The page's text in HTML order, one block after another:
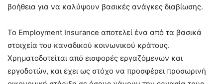
βοήθεια για να καλύψουν βασικές ανάγκες διαβίωσης.
Το Employment Insurance αποτελεί ένα από τα βασικά
στοιχεία του καναδικού κοινωνικού κράτους.
Χρηματοδοτείται από εισφορές εργαζόμενων και
εργοδοτών, και έχει ως στόχο να προσφέρει προσωρινή